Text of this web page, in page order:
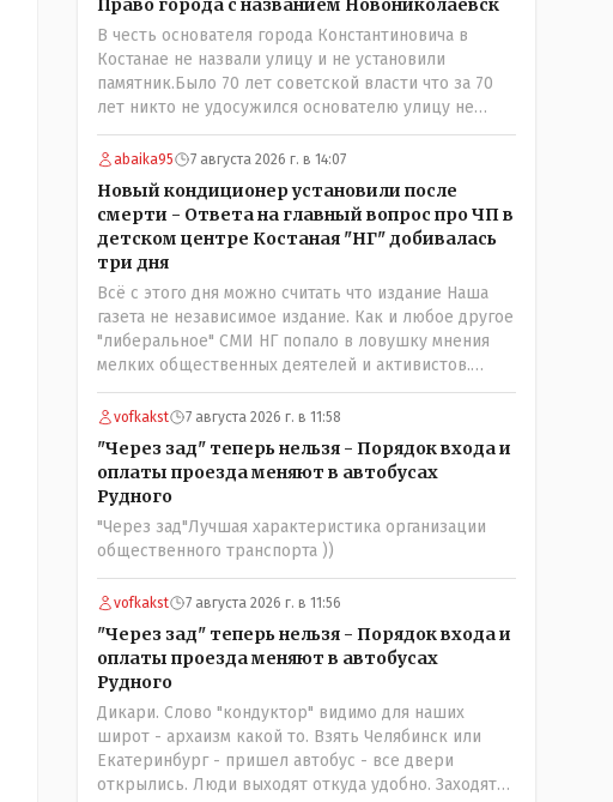
редакция не будет. Но мы будем публиковать
полную и объективную информацию. А потом
продолжать тему. если выяснятся новые
обстоятельства.
Право города с названием Новониколаевск
В честь основателя города Константиновича в
Костанае не назвали улицу и не установили
памятник.Было 70 лет советской власти что за 70
лет никто не удосужился основателю улицу не
назвать? Не комильфо было генерал-губернаторам
улицы дарить? При СССР что то знали о нем такое
нехорошее? Ну и сейчас значит не надо. Обойдёмся
как-нибудь vofkakst: Где ономасты, которые топят
за возвращение исторических названийТак
вернули же историческое Кустанай коренное
название городишка
abaika95 7 августа 2026 г. в 14:07
Новый кондиционер установили после
смерти - Ответа на главный вопрос про ЧП в
детском центре Костаная "НГ" добивалась
три дня
Всё с этого дня можно считать что издание Наша
газета не независимое издание. Как и любое другое
"либеральное" СМИ НГ попало в ловушку мнения
мелких общественных деятелей и активистов.
Теперь любой активист и НПОшник будет поносить
и диктовать условия газете информационно
бомбордируя ее пока та не начнет писать "как
надо" определенному кругу лиц. Редакторская
политика, коллектив журналистов уже ниче не
значат. Прискорбно и иронично
vofkakst 7 августа 2026 г. в 11:58
"Через зад" теперь нельзя - Порядок входа и
оплаты проезда меняют в автобусах
Рудного
"Через зад"Лучшая характеристика организации
общественного транспорта ))
vofkakst 7 августа 2026 г. в 11:56
"Через зад" теперь нельзя - Порядок входа и
оплаты проезда меняют в автобусах
Рудного
Дикари. Слово "кондуктор" видимо для наших
широт - архаизм какой то. Взять Челябинск или
Екатеринбург - пришел автобус - все двери
открылись. Люди выходят откуда удобно. Заходят